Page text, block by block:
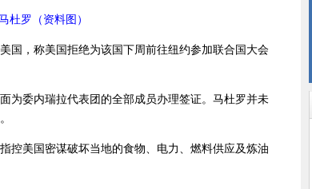
罗（资料图）
国，称美国拒绝为该国下周前往纽约参加联合国大会
为委内瑞拉代表团的全部成员办理签证。马杜罗并未
控美国密谋破坏当地的食物、电力、燃料供应及炼油